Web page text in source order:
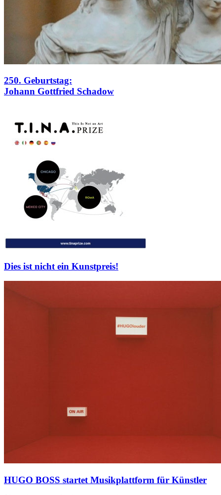
250. Geburtstag:
Johann Gottfried Schadow
Dies ist nicht ein Kunstpreis!
HUGO BOSS startet Musikplattform für Künstler